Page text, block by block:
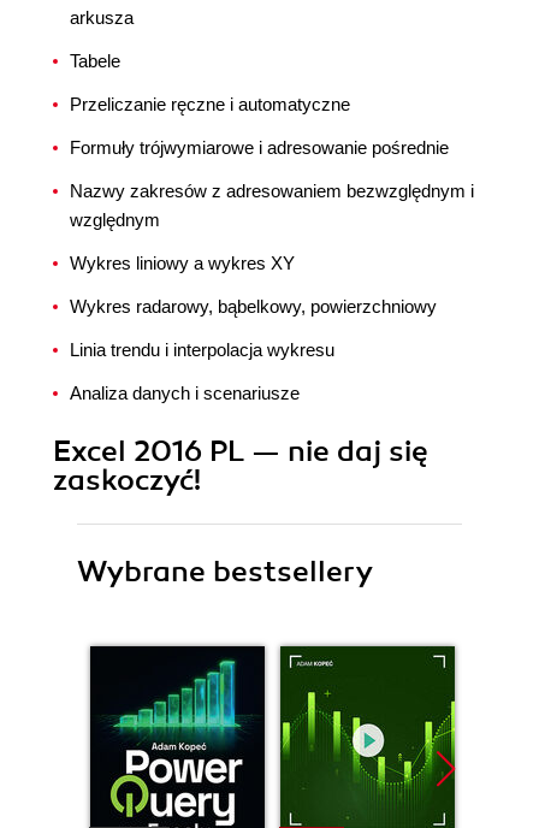
arkusza
Tabele
Przeliczanie ręczne i automatyczne
Formuły trójwymiarowe i adresowanie pośrednie
Nazwy zakresów z adresowaniem bezwzględnym i
względnym
Wykres liniowy a wykres XY
Wykres radarowy, bąbelkowy, powierzchniowy
Linia trendu i interpolacja wykresu
Analiza danych i scenariusze
Excel 2016 PL — nie daj się
zaskoczyć!
Wybrane bestsellery